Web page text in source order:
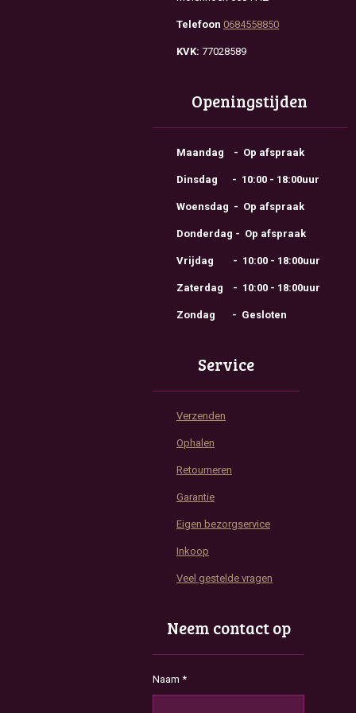
Telefoon 0684558850
KVK: 77028589
Openingstijden
Maandag - Op afspraak
Dinsdag - 10:00 - 18:00uur
Woensdag - Op afspraak
Donderdag - Op afspraak
Vrijdag - 10:00 - 18:00uur
Zaterdag - 10:00 - 18:00uur
Zondag - Gesloten
Service
Verzenden
Ophalen
Retourneren
Garantie
Eigen bezorgservice
Inkoop
Veel gestelde vragen
Neem contact op
Naam *